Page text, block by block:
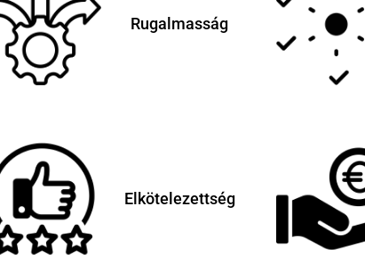
Rugalmasság
Elkötelezettség